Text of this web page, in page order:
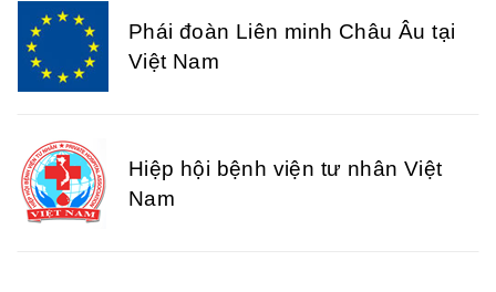
Phái đoàn Liên minh Châu Âu tại
Việt Nam
Hiệp hội bệnh viện tư nhân Việt
Nam